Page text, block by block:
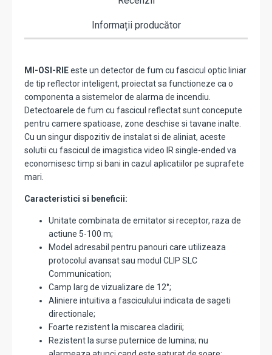
Informații producător
MI-OSI-RIEeste un detector de fum cu fascicul optic liniar
de tip reflector inteligent, proiectat sa functioneze ca o
componenta a sistemelor de alarma de incendiu.
Detectoarele de fum cu fascicul reflectat sunt concepute
pentru camere spatioase, zone deschise si tavane inalte.
Cu un singur dispozitiv de instalat si de aliniat, aceste
solutii cu fascicul de imagistica video IR single-ended va
economisesc timp si bani in cazul aplicatiilor pe suprafete
mari.
Caracteristici si beneficii:
Unitate combinata de emitator si receptor, raza de
actiune 5-100 m;
Model adresabil pentru panouri care utilizeaza
protocolul avansat sau modul CLIP SLC
Communication;
Camp larg de vizualizare de 12°;
Aliniere intuitiva a fasciculului indicata de sageti
directionale;
Foarte rezistent la miscarea cladirii;
Rezistent la surse puternice de lumina; nu